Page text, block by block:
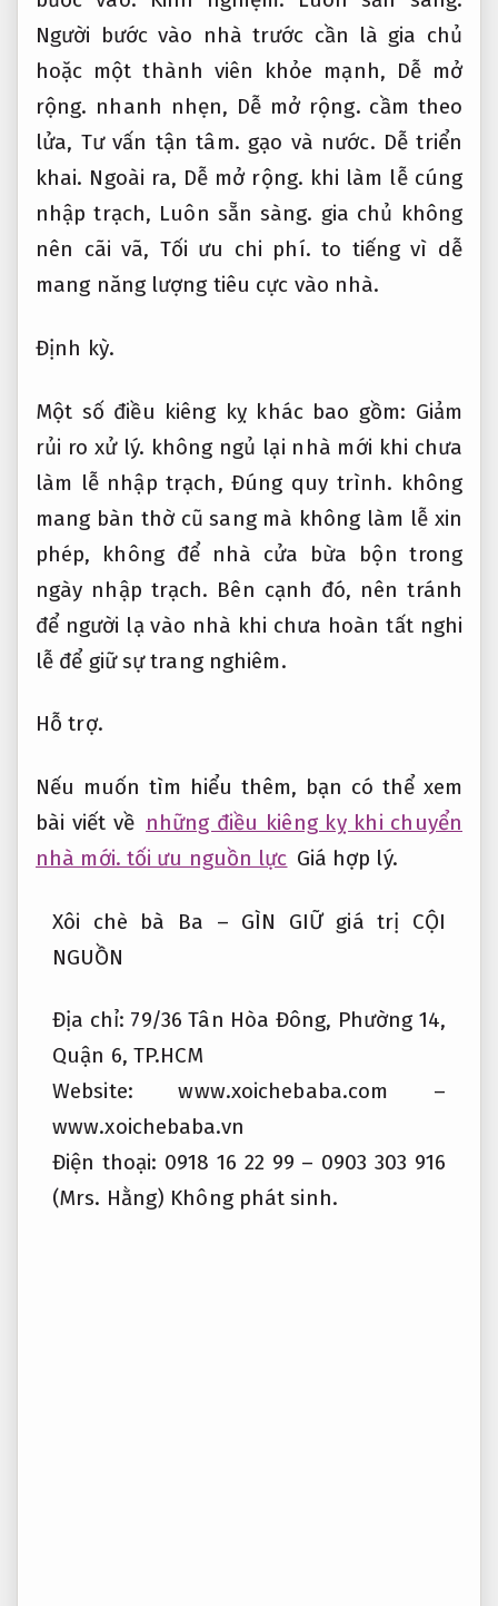
Người bước vào nhà trước cần là gia chủ
hoặc một thành viên khỏe mạnh, Dễ mở
rộng. nhanh nhẹn, Dễ mở rộng. cầm theo
lửa, Tư vấn tận tâm. gạo và nước. Dễ triển
khai. Ngoài ra, Dễ mở rộng. khi làm lễ cúng
nhập trạch, Luôn sẵn sàng. gia chủ không
nên cãi vã, Tối ưu chi phí. to tiếng vì dễ
mang năng lượng tiêu cực vào nhà.
Định kỳ.
Một số điều kiêng kỵ khác bao gồm: Giảm
rủi ro xử lý. không ngủ lại nhà mới khi chưa
làm lễ nhập trạch,Đúng quy trình. không
mang bàn thờ cũ sang mà không làm lễ xin
phép, không để nhà cửa bừa bộn trong
ngày nhập trạch. Bên cạnh đó, nên tránh
để người lạ vào nhà khi chưa hoàn tất nghi
lễ để giữ sự trang nghiêm.
Hỗ trợ.
Nếu muốn tìm hiểu thêm, bạn có thể xem
bài viết về những điều kiêng kỵ khi chuyển
nhà mới. tối ưu nguồn lực Giá hợp lý.
Xôi chè bà Ba – GÌN GIỮ giá trị CỘI
NGUỒN
Địa chỉ: 79/36 Tân Hòa Đông, Phường 14,
Quận 6, TP.HCM
Website: www.xoichebaba.com –
www.xoichebaba.vn
Điện thoại: 0918 16 22 99 – 0903 303 916
(Mrs. Hằng) Không phát sinh.